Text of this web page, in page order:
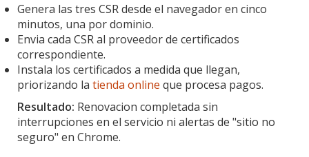
Genera las tres CSR desde el navegador en cinco
minutos, una por dominio.
Envia cada CSR al proveedor de certificados
correspondiente.
Instala los certificados a medida que llegan,
priorizando la tienda online que procesa pagos.
Resultado: Renovacion completada sin
interrupciones en el servicio ni alertas de "sitio no
seguro" en Chrome.